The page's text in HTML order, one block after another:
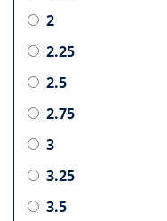
2
2.25
2.5
2.75
3
3.25
3.5